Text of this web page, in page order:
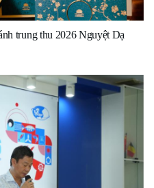
trung thu 2026 Nguyệt Dạ